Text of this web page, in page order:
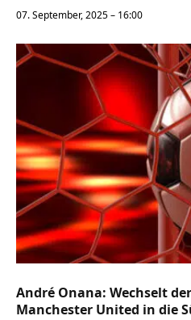
07. September, 2025 – 16:00
André Onana: Wechselt
Manchester United in die